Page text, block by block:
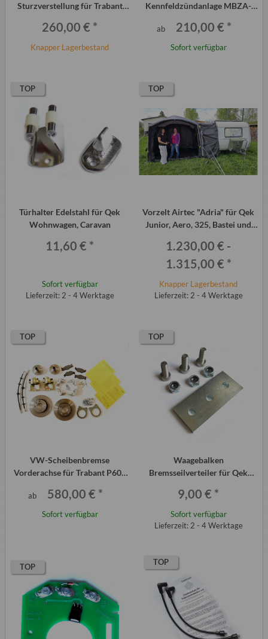
Sturzverstellung für Trabant
260,00 € *
Knapper Lagerbestand
Kennfeldzündanlage MBZA-
ab 210,00 € *
Sofort verfügbar
TOP
Türhalter Edelstahl für Qek
Wohnwagen, Caravan
11,60 € *
Sofort verfügbar
Lieferzeit: 2 - 4 Werktage
TOP
Vorzelt Airtec "Adria" für Qek
Junior, Aero, 325, Bastei und
1.230,00 € -
1.315,00 € *
Knapper Lagerbestand
Lieferzeit: 2 - 4 Werktage
TOP
VW-Scheibenbremse
Vorderachse für Trabant P601
ab 580,00 € *
Sofort verfügbar
TOP
Waagebalken
Bremsseilverteiler für Qek
9,00 € *
Sofort verfügbar
Lieferzeit: 2 - 4 Werktage
TOP TOP